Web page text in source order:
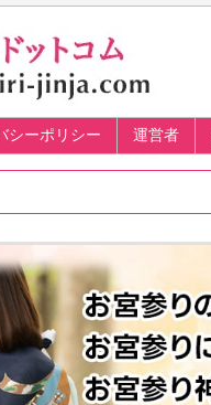
シーポリシー 運営者